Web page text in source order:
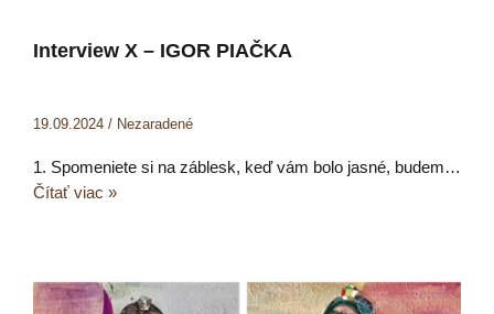
Interview X – IGOR PIAČKA
19.09.2024 / Nezaradené
1. Spomeniete si na záblesk, keď vám bolo jasné, budem…
Čítať viac »